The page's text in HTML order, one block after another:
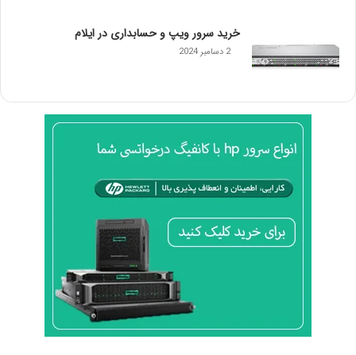
خرید سرور ویپ و حسابداری در ایلام
2 دسامبر 2024